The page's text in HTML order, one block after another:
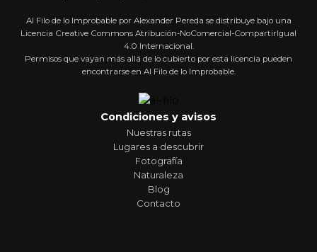
Al Filo de lo Improbable por Alexander Pereda se distribuye bajo una
Licencia Creative Commons Atribución-NoComercial-CompartirIgual
4.0 Internacional.
Permisos que vayan más allá de lo cubierto por esta licencia pueden
encontrarse en Al Filo de lo Improbable.
Condiciones y avisos
Nuestras rutas
Lugares a descubrir
Fotografía
Naturaleza
Blog
Contacto